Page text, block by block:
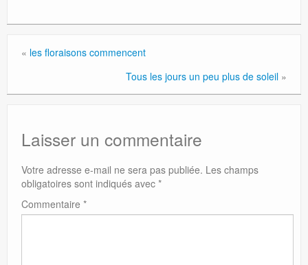
« les floraisons commencent
Tous les jours un peu plus de soleil »
Laisser un commentaire
Votre adresse e-mail ne sera pas publiée. Les champs
obligatoires sont indiqués avec *
Commentaire *